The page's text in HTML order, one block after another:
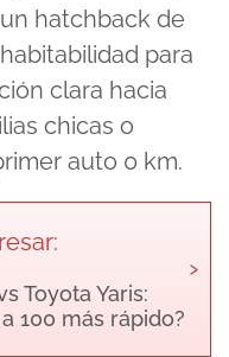
hatchback de
para
clara hacia
chicas o
auto 0 km.
Toyota Yaris:
100 más rápido?
›